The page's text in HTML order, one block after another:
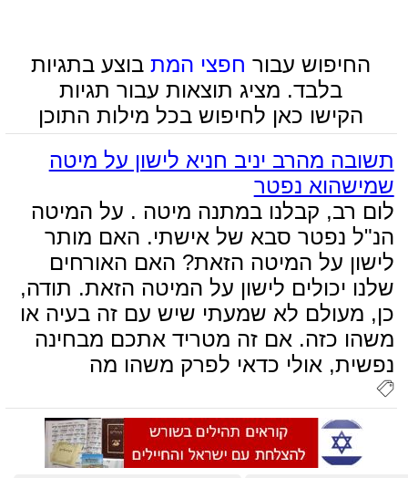
החיפוש עבור חפצי המתבוצע בתגיות
בלבד. מציג תוצאות עבור תגיות
הקישו כאן לחיפוש בכל מילות התוכן
תשובה מהרב יניב חניא לישון על מיטה
שמישהוא נפטר
לום רב, קבלנו במתנה מיטה . על המיטה
הנ"ל נפטר סבא של אישתי. האם מותר
לישון על המיטה הזאת? האם האורחים
שלנו יכולים לישון על המיטה הזאת. תודה,
כן, מעולם לא שמעתי שיש עם זה בעיה או
משהו כזה. אם זה מטריד אתכם מבחינה
נפשית, אולי כדאי לפרק משהו מה